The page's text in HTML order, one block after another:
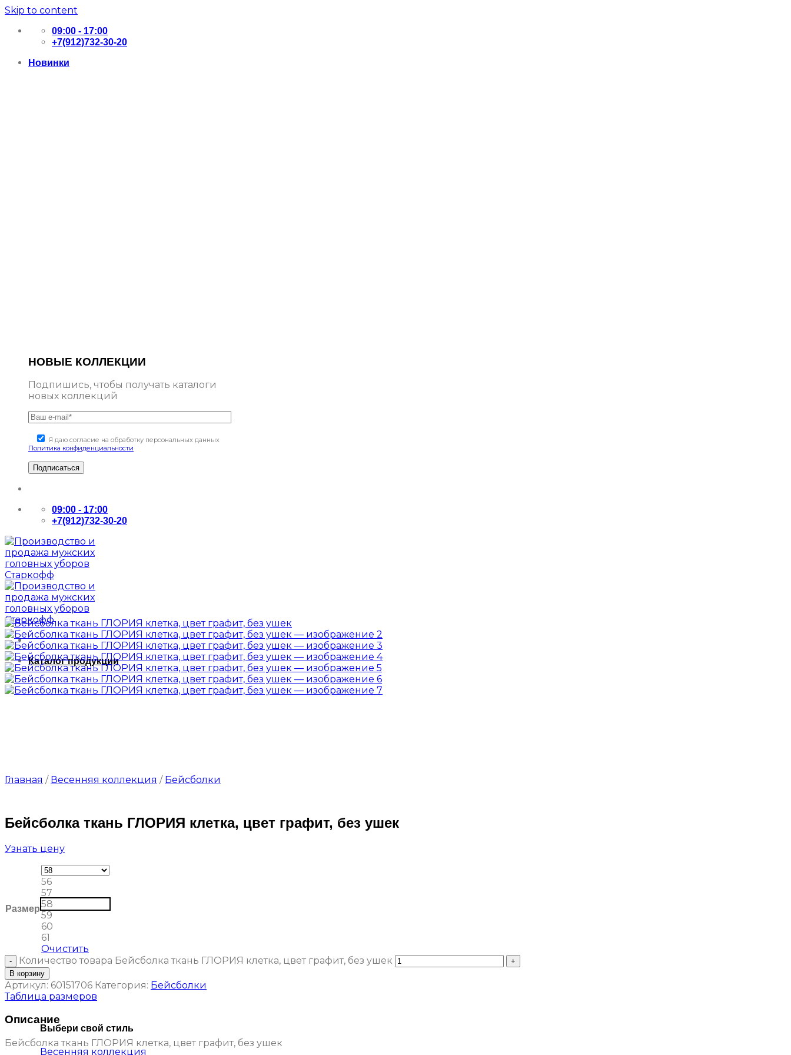
Skip to content
09:00 - 17:00
+7(912)732-30-20
Новинки
НОВЫЕ КОЛЛЕКЦИИ
Подпишись, чтобы получать каталоги
новых коллекций
Я даю согласие на обработку персональных данных
Политика конфиденциальности
09:00 - 17:00
+7(912)732-30-20
Каталог продукции
Выбери свой стиль
Весенняя коллекция
Главная / Весенняя коллекция / Бейсболки
Бейсболка ткань ГЛОРИЯ клетка, цвет графит, без ушек
Узнать цену
Размер
56
57
58
59
60
61
Очистить
Количество товара Бейсболка ткань ГЛОРИЯ клетка, цвет графит, без ушек
В корзину
Артикул: 60151706 Категория: Бейсболки
Таблица размеров
Описание
Бейсболка ткань ГЛОРИЯ клетка, цвет графит, без ушек